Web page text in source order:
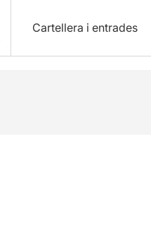
Cartellera i entrades